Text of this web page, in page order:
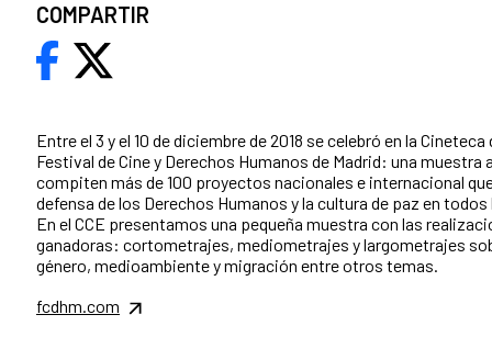
Entre el 3 y el 10 de diciembre de 2018 se celebró en la
Festival de Cine y Derechos Humanos de Madrid: una muestra
compiten más de 100 proyectos nacionales e internacional
defensa de los Derechos Humanos y la cultura de paz en
En el CCE presentamos una pequeña muestra con las
ganadoras: cortometrajes, mediometrajes y largometrajes
género, medioambiente y migración entre otros temas.
fcdhm.com
COMPARTIR